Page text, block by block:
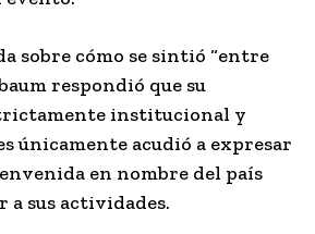
sobre cómo se sintió “entre
respondió que su
institucional y
únicamente acudió a expresar
en nombre del país
a sus actividades.